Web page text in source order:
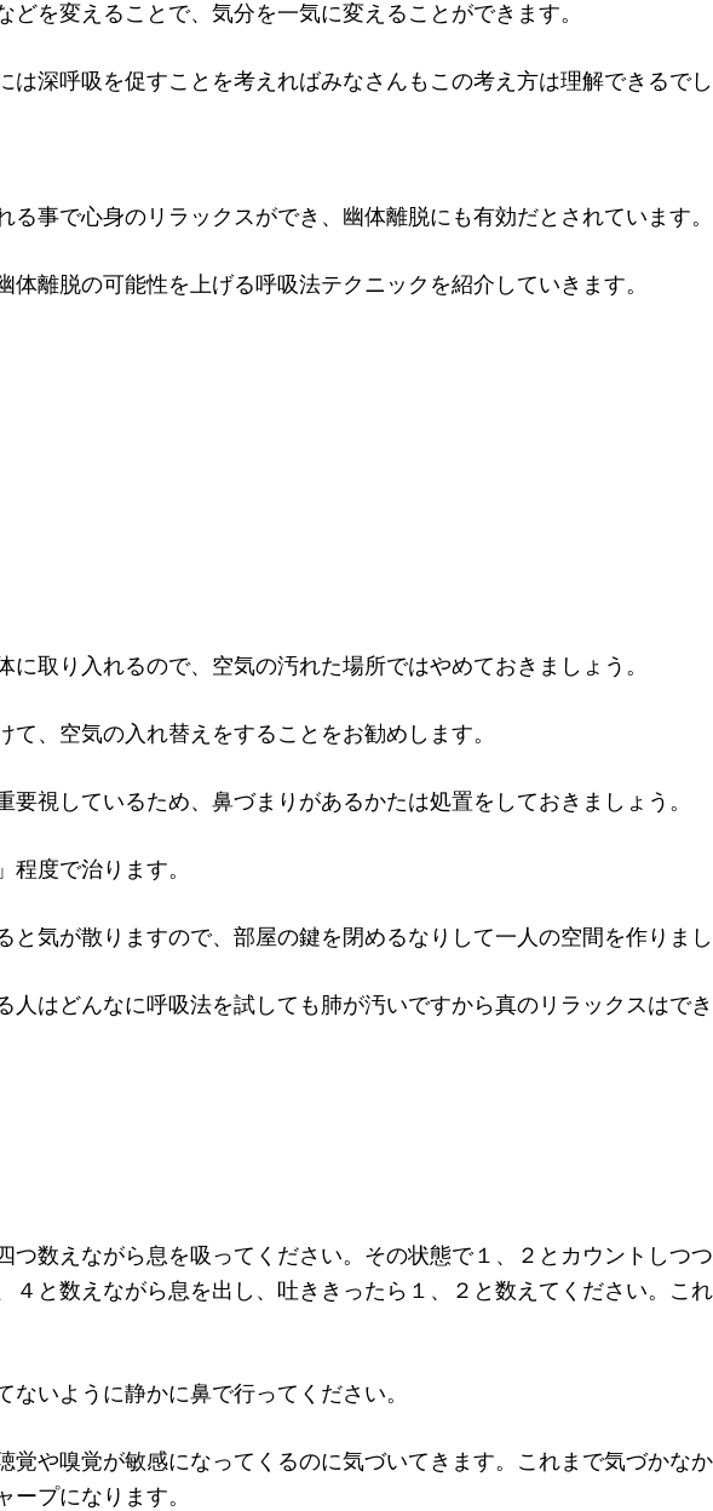
どを変えることで、気分を一気に変えることができます。
は深呼吸を促すことを考えればみなさんもこの考え方は理解できるでし
る事で心身のリラックスができ、幽体離脱にも有効だとされています。
体離脱の可能性を上げる呼吸法テクニックを紹介していきます。
に取り入れるので、空気の汚れた場所ではやめておきましょう。
て、空気の入れ替えをすることをお勧めします。
要視しているため、鼻づまりがあるかたは処置をしておきましょう。
程度で治ります。
と気が散りますので、部屋の鍵を閉めるなりして一人の空間を作りまし
人はどんなに呼吸法を試しても肺が汚いですから真のリラックスはでき
つ数えながら息を吸ってください。その状態で１、２とカウントしつ
４と数えながら息を出し、吐ききったら１、２と数えてください。こ
ないように静かに鼻で行ってください。
覚や嗅覚が敏感になってくるのに気づいてきます。これまで気づかな
ープになります。